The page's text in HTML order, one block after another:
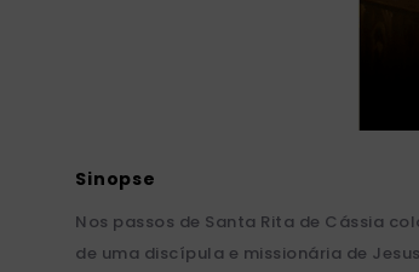
Nos passos de Santa Rita de Cássia
de uma discípula e missionária de